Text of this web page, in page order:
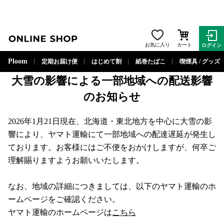
お気に入り カート ログイン
Ploom 定期お届け便 はじめて割 紙巻たばこ 喫煙具 / グッズ
2026年1月21日
大雪の影響による一部地域への配送影響
のお知らせ
2026年1月21日現在、北海道・東北地方を中心に大雪の影
響により、ヤマト運輸にて一部地域への配達遅延が発生し
ております。お客様にはご不便をおかけしますが、何卒ご
理解賜りますようお願いいたします。
なお、地域の詳細につきましては、以下のヤマト運輸のホ
ームページをご確認ください。
ヤマト運輸のホームページはこちら